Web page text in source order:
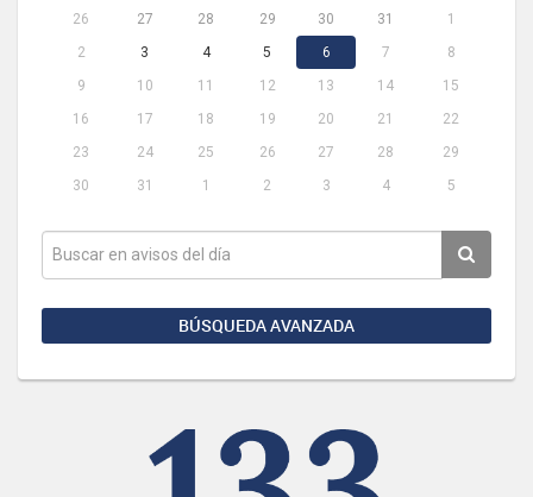
26 27 28 29 30 31
1
2
3 4 5 6 7
8
9
10 11 12 13 14
15
16
17 18 19 20 21
22
23
24 25 26 27 28
29
30
31 1 2 3 4 5
BÚSQUEDA AVANZADA